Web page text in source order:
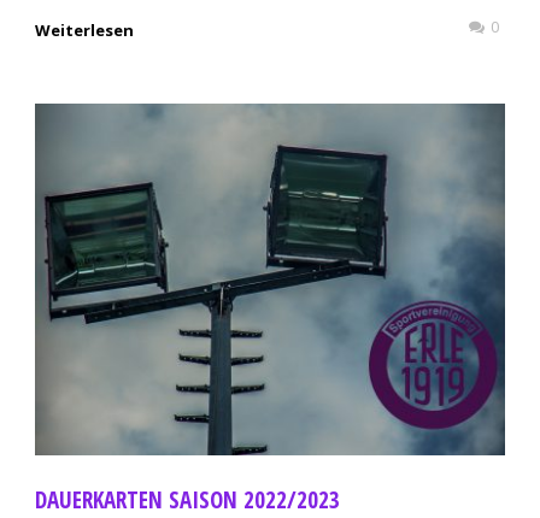
Weiterlesen 0
DAUERKARTEN SAISON 2022/2023